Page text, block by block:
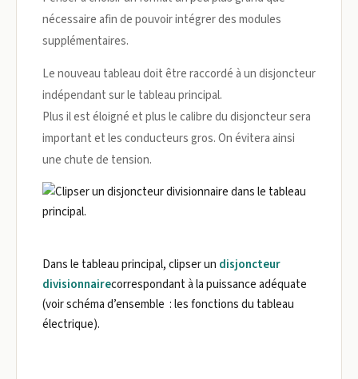
nécessaire afin de pouvoir intégrer des modules
supplémentaires.
Le nouveau tableau doit être raccordé à un disjoncteur
indépendant sur le tableau principal.
Plus il est éloigné et plus le calibre du disjoncteur sera
important et les conducteurs gros. On évitera ainsi
une chute de tension.
Dans le tableau principal, clipser un disjoncteur
divisionnairecorrespondant à la puissance adéquate
(voir schéma d’ensemble : les fonctions du tableau
électrique).